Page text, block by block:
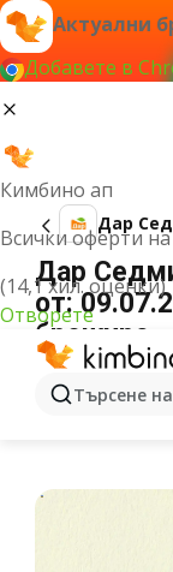
Актуални
Добавете в
Кимбино ап
Всички оферти
(14,1 хил. оценки)
Отворете
Търсене
Дар
Дар
от:
брошура